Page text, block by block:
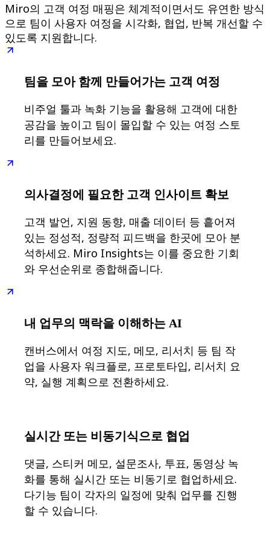
Design Workshops
Planning & Delivery
목표 계획
조직 설계
Enterprise
소규모 비즈니스
스타트업
산업별
디지털
전문가 서비스
제약 및 생명과학
제품 관리
디자인 및 UX
엔지니어링
프로덕트 리더십 및 운영
운영
제품 운영 시스템
AI 트랜스포메이션
디지털 직원 경험
고객 경험 및 서비스 디자인
클라우드 및 소프트웨어 혁신
아카데미
웨비나
커뮤니티 및 지원
도움말 센터
이벤트
커뮤니티
블로그
Miro의 고객 여정 매핑은 체계적이면서도 유연한 방식
으로 팀이 사용자 여정을 시각화, 협업, 반복 개선할 수
있도록 지원합니다.
팀을 모아 함께 만들어가는 고객 여정
비주얼 툴과 녹화 기능을 활용해 고객에 대한
공감을 높이고 팀이 몰입할 수 있는 여정 스토
리를 만들어보세요.
의사결정에 필요한 고객 인사이트 확보
고객 발언, 지원 동향, 매출 데이터 등 흩어져
있는 정성적, 정량적 피드백을 한곳에 모아 분
석하세요. Miro Insights는 이를 중요한 기회
와 우선순위로 종합해줍니다.
내 업무의 맥락을 이해하는 AI
캔버스에서 여정 지도, 메모, 리서치 등 팀 작
업을 사용자 워크플로, 프로토타입, 리서치 요
약, 실행 계획으로 전환하세요.
실시간 또는 비동기식으로 협업
댓글, 스티커 메모, 설문조사, 투표, 동영상 녹
화를 통해 실시간 또는 비동기로 협업하세요.
다기능 팀이 각자의 일정에 맞춰 업무를 진행
할 수 있습니다.